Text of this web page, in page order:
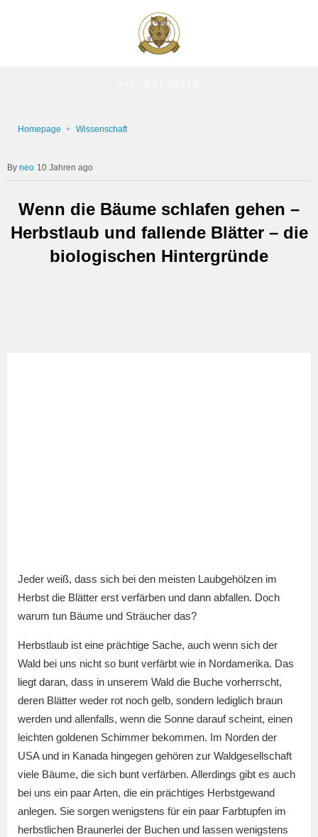
Homepage Wissenschaft
neo 10 Jahren ago
Wenn die Bäume schlafen gehen –
Herbstlaub und fallende Blätter – die
biologischen Hintergründe
Jeder weiß, dass sich bei den meisten Laubgehölzen im
Herbst die Blätter erst verfärben und dann abfallen. Doch
warum tun Bäume und Sträucher das?
Herbstlaub ist eine prächtige Sache, auch wenn sich der
Wald bei uns nicht so bunt verfärbt wie in Nordamerika. Das
liegt daran, dass in unserem Wald die Buche vorherrscht,
deren Blätter weder rot noch gelb, sondern lediglich braun
werden und allenfalls, wenn die Sonne darauf scheint, einen
leichten goldenen Schimmer bekommen. Im Norden der
USA und in Kanada hingegen gehören zur Waldgesellschaft
viele Bäume, die sich bunt verfärben. Allerdings gibt es auch
bei uns ein paar Arten, die ein prächtiges Herbstgewand
anlegen. Sie sorgen wenigstens für ein paar Farbtupfen im
herbstlichen Braunerlei der Buchen und lassen wenigstens